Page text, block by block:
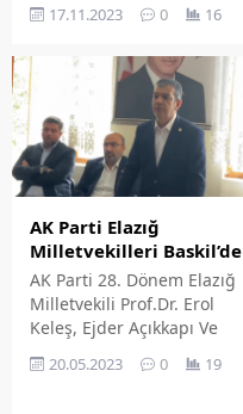
ziyareti etti.
17.11.2023 0 16
AK Parti Elazığ
Milletvekilleri Baskil’de
AK Parti 28. Dönem Elazığ
Milletvekili Prof.Dr. Erol
Keleş, Ejder Açıkkapı Ve
Mahmut Rıdvan Nazırlı,
seçimler sonrasında
20.05.2023 0 19